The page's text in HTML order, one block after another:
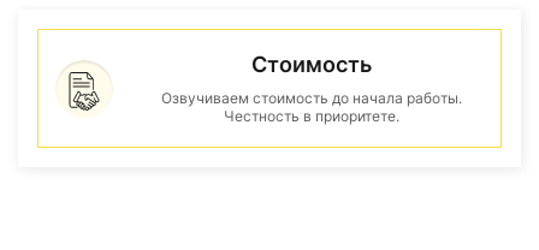
Стоимость
Озвучиваем стоимость до начала работы.
Честность в приоритете.